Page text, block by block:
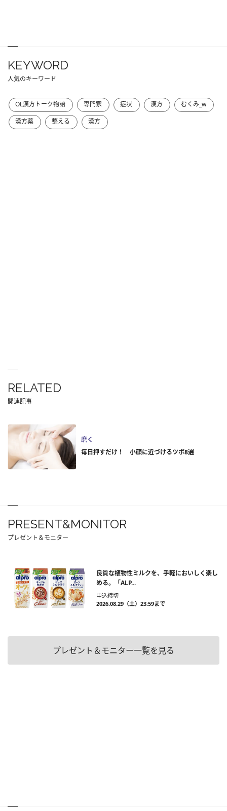
KEYWORD
人気のキーワード
OL漢方トーク物語 専門家 症状 漢方
むくみ_w
漢方薬
整える 漢方
RELATED
関連記事
磨く
毎日押すだけ！ 小顔に近づけるツボ8選
PRESENT&MONITOR
プレゼント＆モニター
良質な植物性ミルクを、手軽においしく楽し
める。「ALP...
申込締切
2026.08.29（土）23:59まで
プレゼント＆モニター一覧を見る